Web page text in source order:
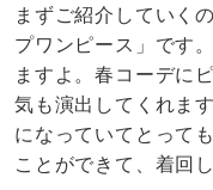
まずご紹介していく
プワンピース」です
ますよ。春コーデに
気も演出してくれま
になっていてとって
ことができて、着回